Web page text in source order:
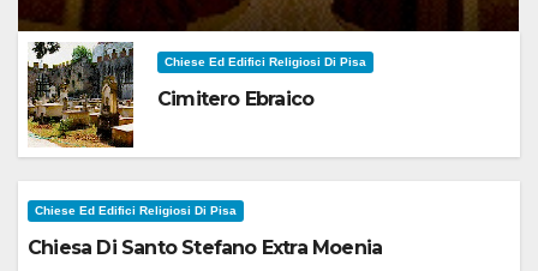
Chiese Ed Edifici Religiosi Di Pisa
Cimitero Ebraico
Chiese Ed Edifici Religiosi Di Pisa
Chiesa Di Santo Stefano Extra Moenia